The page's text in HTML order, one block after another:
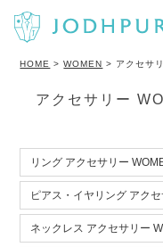
HOME WOMEN アクセサ
アクセサリー
リング アクセサリー
ピアス・イヤリング アク
ネックレス アクセサリー